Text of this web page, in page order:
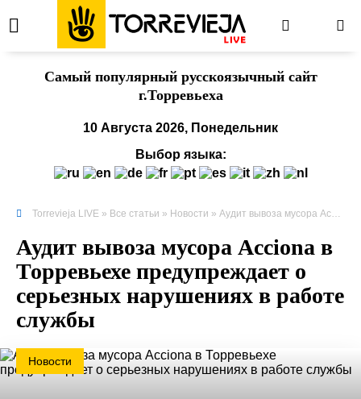
Cамый популярный русскоязычный сайт
г.Торревьеха
10 Августа 2026, Понедельник
Выбор языка:
Torrevieja LIVE » Все статьи » Новости » Аудит вывоза мусора Acciona в Торревьехе предупреждает о серьезных нарушениях в работе службы
Аудит вывоза мусора Acciona в
Торревьехе предупреждает о
серьезных нарушениях в работе
службы
Новости